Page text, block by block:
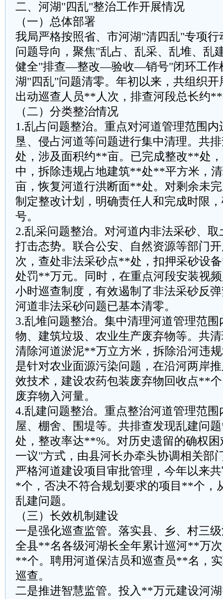
二、河湖"四乱"整治工作开展情况
（一）总体部署
我局严格按照省、市河湖"清四乱"专项
问题导向，聚焦"乱占、乱采、乱堆、乱
健全"排查—整改—验收—销号"闭环工作
湖"四乱"问题清零。年初以来，共组织
出动巡查人员**人次，排查河段总长约
（二）分类整治情况
‌1.乱占问题整治。‌重点对河道管理范围
垦、侵占河道等问题进行集中清理。共
处，涉及面积约**亩。已完成整改**处
中，拆除违规占地建筑**处**平方米，
亩，恢复河道行洪断面**处。对剩余未
制定整改计划，明确责任人和完成时限
号。
‌2.乱采问题整治。‌对河道内非法采砂、
打击态势。联合公安、自然资源等部门
次，查处非法采砂点**处，扣押采砂设
处罚**万元。同时，在重点河段安装视
小时巡查制度，有效遏制了非法采砂反
河道非法采砂问题已基本清零。
‌3.乱堆问题整治。‌集中清理河道管理范
物、建筑垃圾、农业生产废弃物等。共
清除河道淤泥**万立方米，拆除沿河违
是针对农业面源污染问题，在沿河两岸
效技术，建设农药包装废弃物回收点**
废弃物入河量。
‌4.乱建问题整治。‌重点整治河道管理范
屋、棚舍、围堤等。共排查发现乱建问
处，整改率达**%。对历史遗留的确权
一议"方式，由县河长办牵头协调相关部
严格河道建设项目审批管理，今年以来
*个，否决不符合规划要求的项目**个，
乱建问题。
（三）长效机制建设
一是强化巡查监管。‌落实县、乡、村三
全县**名各级河湖长全年累计巡河**万
**个。聘用河道保洁员和巡查员**名，
巡查。
二是推进智慧监管。‌投入**万元建设河